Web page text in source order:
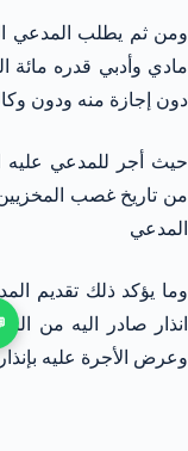
ومن ثم يطلب المدعي
مادي وأدبي قدره مائة
دون إجازة منه ودون
حيث أجر للمدعي عليه
المدعي
انذار صادر اليه من
وعرض الأجرة عليه